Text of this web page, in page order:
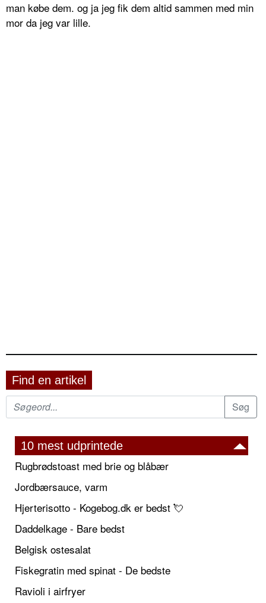
man købe dem. og ja jeg fik dem altid sammen med min
mor da jeg var lille.
Find en artikel
10 mest udprintede
Rugbrødstoast med brie og blåbær
Jordbærsauce, varm
Hjerterisotto - Kogebog.dk er bedst 💘
Daddelkage - Bare bedst
Belgisk ostesalat
Fiskegratin med spinat - De bedste
Ravioli i airfryer